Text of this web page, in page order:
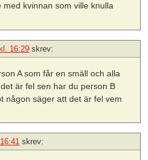
kvinnan som ville knulla
16:29 skrev:
A som får en smäll och alla
är fel sen har du person B
någon säger att det är fel vem
skrev: